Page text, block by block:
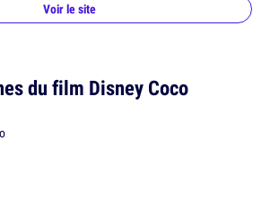
Voir le site
du film Disney Coco